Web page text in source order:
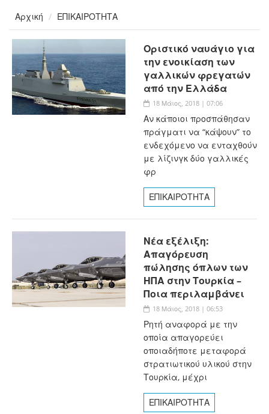
Αρχική ΕΠΙΚΑΙΡΟΤΗΤΑ
Οριστικό ναυάγιο για
την ενοικίαση των
γαλλικών φρεγατών
από την Ελλάδα
18 Μάιος, 2018 | 07:06
Αν κάποιοι προσπάθησαν
πράγματι να “κάψουν” το
ενδεχόμενο να ενταχθούν
με λίζινγκ δύο γαλλικές
φρ
ΕΠΙΚΑΙΡΟΤΗΤΑ
Νέα εξέλιξη:
Απαγόρευση
πώλησης όπλων των
ΗΠΑ στην Τουρκία –
Ποια περιλαμβάνει
18 Μάιος, 2018 | 06:53
Ρητή αναφορά με την
οποία απαγορεύει
οποιαδήποτε μεταφορά
στρατιωτικού υλικού στην
Τουρκία, μέχρι
ΕΠΙΚΑΙΡΟΤΗΤΑ